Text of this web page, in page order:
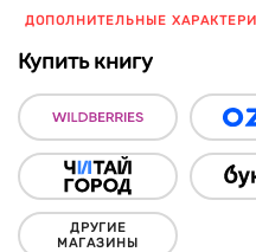
ДОПОЛНИТЕЛЬНЫЕ
Купить книгу
ДРУГИЕ
МАГАЗИНЫ